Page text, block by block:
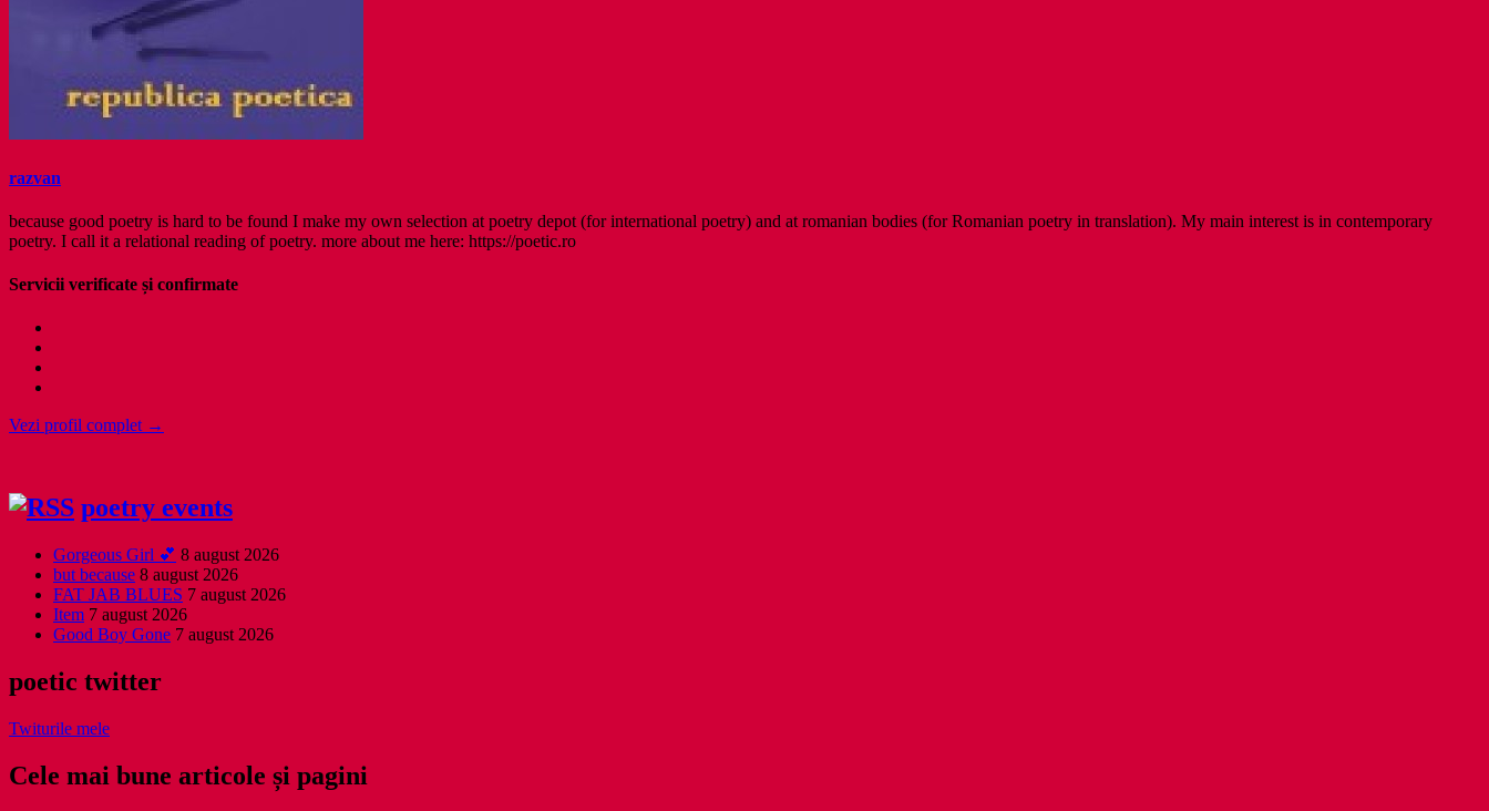
razvan
because good poetry is hard to be found I make my own selection at poetry depot (for international poetry) and at romanian bodies (for Romanian poetry in translation). My main interest is in contemporary
poetry. I call it a relational reading of poetry. more about me here: https://poetic.ro
Servicii verificate și confirmate
Vezi profil complet →
poetry events
Gorgeous Girl 💕 8 august 2026
but because 8 august 2026
FAT JAB BLUES 7 august 2026
Item 7 august 2026
Good Boy Gone 7 august 2026
poetic twitter
Twiturile mele
Cele mai bune articole și pagini